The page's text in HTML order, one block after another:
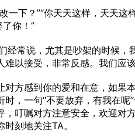
下？”“你天天这样，天天这
你！”
经常说，尤其是吵架的时候，
以接受，非常反感。我们应
方感到你的爱和在意，如果
，一句“不要放弃，有我在
叮嘱对方注意安全，欢迎对
刻地关注TA。